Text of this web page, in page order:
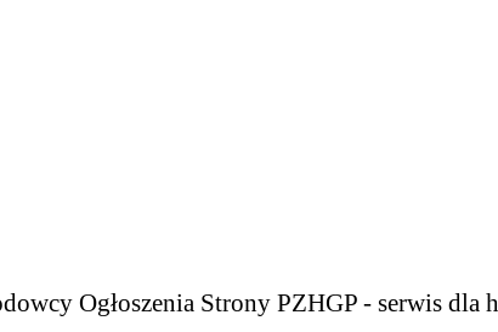
Ogłoszenia Strony PZHGP - serwis dla